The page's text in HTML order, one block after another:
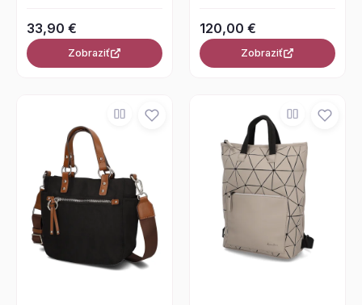
33,90 €
Zobraziť
120,00 €
Zobraziť